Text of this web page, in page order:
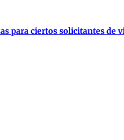
para ciertos solicitantes de